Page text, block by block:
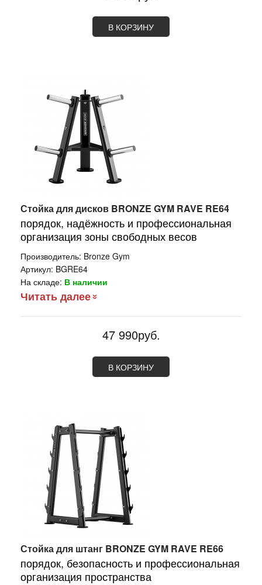
В КОРЗИНУ
Стойка для дисков BRONZE GYM RAVE RE64
порядок, надёжность и профессиональная
организация зоны свободных весов
Производитель: Bronze Gym
Артикул: BGRE64
На складе: В наличии
Читать далее
47 990руб.
В КОРЗИНУ
Стойка для штанг BRONZE GYM RAVE RE66
порядок, безопасность и профессиональная
организация пространства